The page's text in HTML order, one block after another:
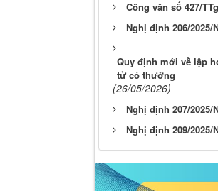
Công văn số 427/
Nghị định 206/2025/
Quy định mới về lập
tử có thưởng
(26/05/2026)
Nghị định 207/2025/
Nghị định 209/2025/